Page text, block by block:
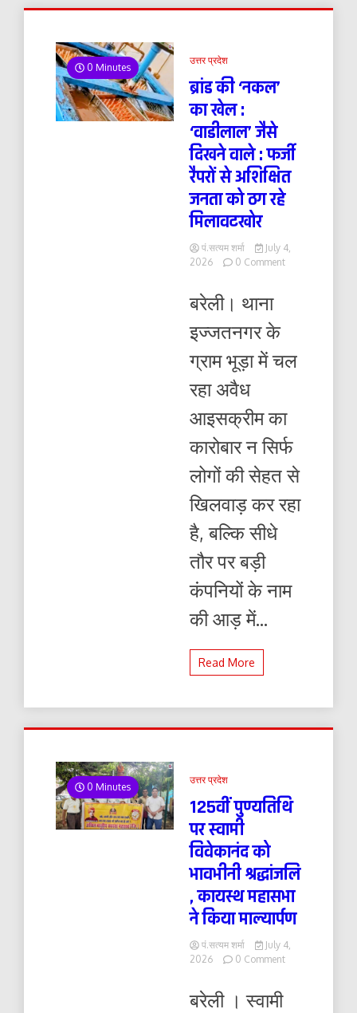
0 Minutes
उत्तर प्रदेश
ब्रांड की ‘नकल’
का खेल :
‘वाडीलाल’ जैसे
दिखने वाले : फर्जी
रैपरों से अशिक्षित
जनता को ठग रहे
मिलावटखोर
पं.सत्यम शर्मा
July 4,
2026
0 Commenton
‘वाडीलाल’
फर्जी
रैपरों
अशिक्षित
को
बरेली। थाना
इज्जतनगर के
ग्राम भूड़ा में चल
रहा अवैध
आइसक्रीम का
कारोबार न सिर्फ
लोगों की सेहत से
खिलवाड़ कर रहा
है, बल्कि सीधे
तौर पर बड़ी
कंपनियों के नाम
की आड़ में...
Read More
0 Minutes
उत्तर प्रदेश
125वीं पुण्यतिथि
पर स्वामी
विवेकानंद को
भावभीनी श्रद्धांजलि
, कायस्थ महासभा
ने किया माल्यार्पण
पं.सत्यम शर्मा
July 4,
2026
0 Commenton
बरेली । स्वामी